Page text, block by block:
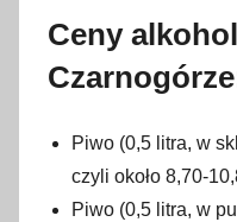
Ceny
Piwo (0,5 litra, w
czyli około 8,70-
Piwo (0,5 litra, w